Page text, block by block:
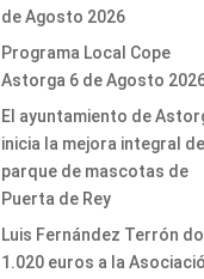
de Agosto 2026
Programa Local Cope
Astorga 6 de Agosto
El ayuntamiento de
inicia la mejora integral del
parque de mascotas de
Puerta de Rey
Luis Fernández Terrón
1.020 euros a la